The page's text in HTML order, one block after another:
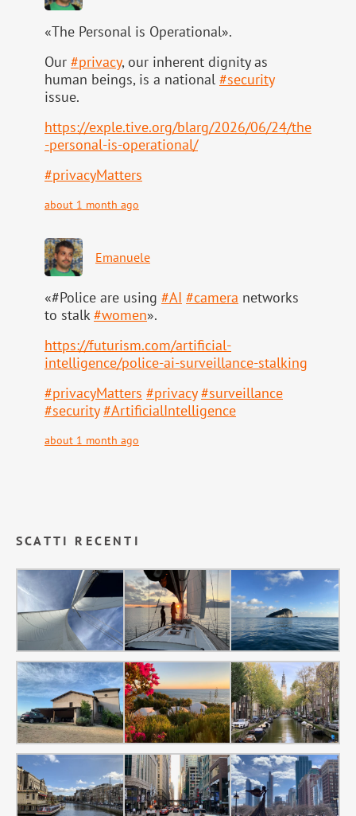
«The Personal is Operational».
Our #privacy, our inherent dignity as
human beings, is a national #security
issue.
https://exple.tive.org/blarg/2026/06/24/the
-personal-is-operational/
#privacyMatters
about 1 month ago
Emanuele
«#Police are using #AI #camera networks
to stalk#women».
https://futurism.com/artificial-
intelligence/police-ai-surveillance-stalking
#privacyMatters #privacy #surveillance
#security #ArtificialIntelligence
about 1 month ago
SCATTI RECENTI